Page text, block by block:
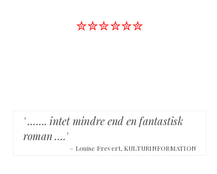
✮✮✮✮✮✮
' ……. intet mindre end en fantastisk
roman ….'
– Louise Frevert, KULTURINFORMATION